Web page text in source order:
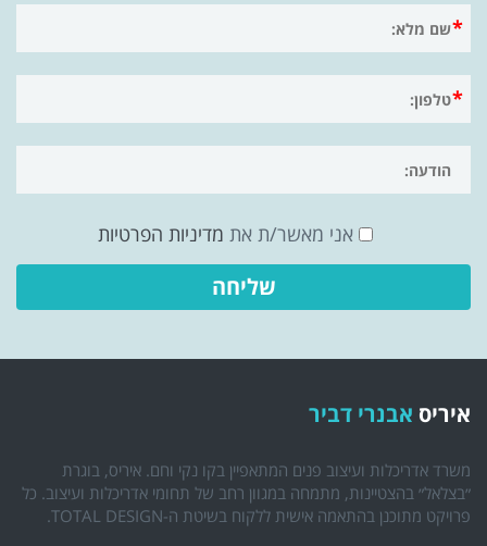
אני מאשר/ת את מדיניות הפרטיות
איריס אבנרי דביר
משרד אדריכלות ועיצוב פנים המתאפיין בקו נקי וחם. איריס, בוגרת
״בצלאל״ בהצטיינות, מתמחה במגוון רחב של תחומי אדריכלות ועיצוב. כל
פרויקט מתוכנן בהתאמה אישית ללקוח בשיטת ה-TOTAL DESIGN.